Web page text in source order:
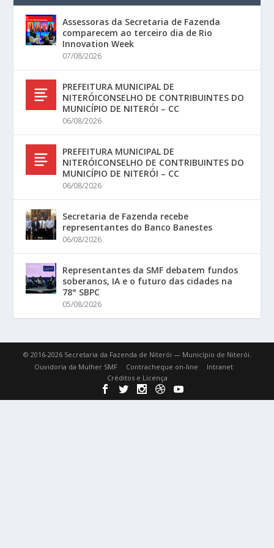
Assessoras da Secretaria de Fazenda
comparecem ao terceiro dia de Rio
Innovation Week
07/08/2026
PREFEITURA MUNICIPAL DE
NITERÓICONSELHO DE CONTRIBUINTES DO
MUNICÍPIO DE NITERÓI – CC
06/08/2026
PREFEITURA MUNICIPAL DE
NITERÓICONSELHO DE CONTRIBUINTES DO
MUNICÍPIO DE NITERÓI – CC
06/08/2026
Secretaria de Fazenda recebe
representantes do Banco Banestes
06/08/2026
Representantes da SMF debatem fundos
soberanos, IA e o futuro das cidades na
78° SBPC
05/08/2026
© 2016-2026 Secretaria da Fazenda de Niterói — Município de Niterói.
Ouvidoria da Mulher SMF
Contracheque on-line
Intranet
Créditos e Licença